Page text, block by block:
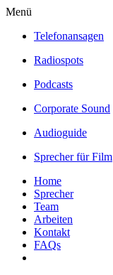
Menü
Telefonansagen
Radiospots
Podcasts
Corporate Sound
Audioguide
Sprecher für Film
Home
Sprecher
Team
Arbeiten
Kontakt
FAQs